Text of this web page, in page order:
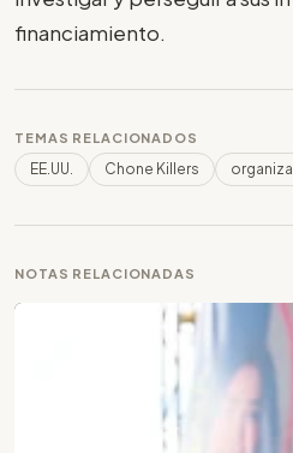
financiamiento.
TEMAS RELACIONADOS
EE.UU. Chone Killers
NOTAS RELACIONADAS